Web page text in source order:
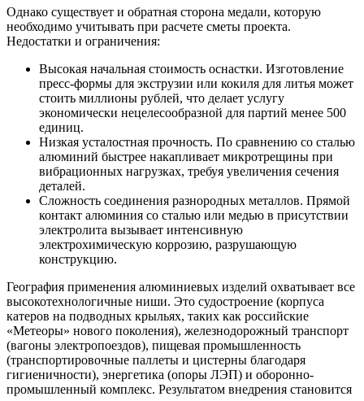
Однако существует и обратная сторона медали, которую
необходимо учитывать при расчете сметы проекта.
Недостатки и ограничения:
Высокая начальная стоимость оснастки. Изготовление
пресс-формы для экструзии или кокиля для литья может
стоить миллионы рублей, что делает услугу
экономически нецелесообразной для партий менее 500
единиц.
Низкая усталостная прочность. По сравнению со сталью
алюминий быстрее накапливает микротрещины при
вибрационных нагрузках, требуя увеличения сечения
деталей.
Сложность соединения разнородных металлов. Прямой
контакт алюминия со сталью или медью в присутствии
электролита вызывает интенсивную
электрохимическую коррозию, разрушающую
конструкцию.
География применения алюминиевых изделий охватывает все
высокотехнологичные ниши. Это судостроение (корпуса
катеров на подводных крыльях, таких как российские
«Метеоры» нового поколения), железнодорожный транспорт
(вагоны электропоездов), пищевая промышленность
(транспортировочные паллеты и цистерны благодаря
гигиеничности), энергетика (опоры ЛЭП) и оборонно-
промышленный комплекс. Результатом внедрения становится